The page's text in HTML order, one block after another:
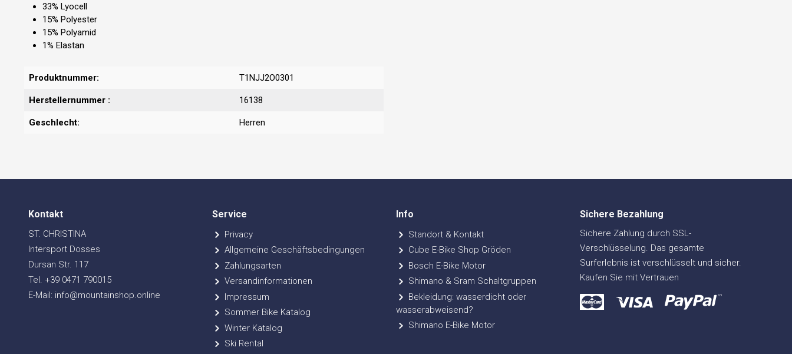
33% Lyocell
15% Polyester
15% Polyamid
1% Elastan
Produktnummer: T1NJJ2O0301
Herstellernummer : 16138
Geschlecht: Herren
Kontakt
ST. CHRISTINA
Intersport Dosses
Dursan Str. 117
Tel. +39 0471 790015
E-Mail: info@mountainshop.online
Service
Privacy
Allgemeine Geschäftsbedingungen
Zahlungsarten
Versandinformationen
Impressum
Sommer Bike Katalog
Winter Katalog
Ski Rental
Info
Standort & Kontakt
Cube E-Bike Shop Gröden
Bosch E-Bike Motor
Shimano & Sram Schaltgruppen
Bekleidung: wasserdicht oder
wasserabweisend?
Shimano E-Bike Motor
Sichere Bezahlung
Sichere Zahlung durch SSL-
Verschlüsselung. Das gesamte
Surferlebnis ist verschlüsselt und sicher.
Kaufen Sie mit Vertrauen